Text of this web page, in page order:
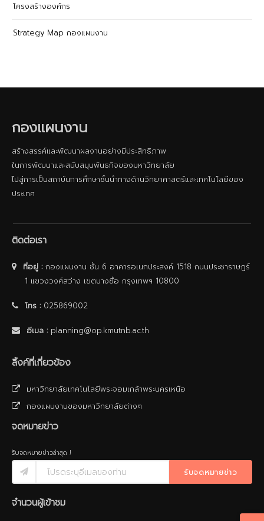
โครงสร้างองค์กร
Strategy Map กองแผนงาน
กองแผนงาน
สร้างสรรค์และพัฒนาผลงานอย่างมีประสิทธิภาพ
ในการพัฒนาและสนับสนุนพันธกิจของมหาวิทยาลัย
ไปสู่การเป็นสถาบันการศึกษาชั้นนําทางด้านวิทยาศาสตร์และเทคโนโลยีของ
ประเทศ
ติดต่อเรา
ที่อยู่ :กองแผนงาน ชั้น 6 อาคารอเนกประสงค์ 1518 ถนนประชาราษฎร์
1 แขวงวงศ์สว่าง เขตบางซื่อ กรุงเทพฯ 10800
โทร :025869002
อีเมล : planning@op.kmutnb.ac.th
ลิ้งค์ที่เกี่ยวข้อง
มหาวิทยาลัยเทคโนโลยีพระจอมเกล้าพระนครเหนือ
กองแผนงานของมหาวิทยาลัยต่างๆ
จดหมายข่าว
รับจดหมายข่าวล่าสุด !
รับจดหมายข่าว
จำนวนผู้เข้าชม